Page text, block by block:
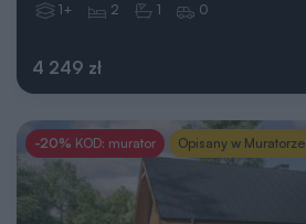
4 249 zł
1+ 2 1 0
-20% KOD: murator Opisany w Muratorze